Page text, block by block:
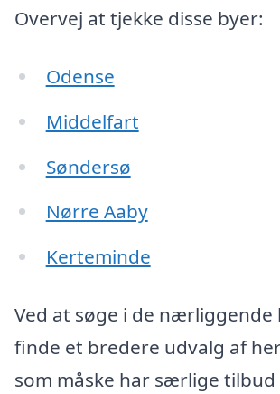
Overvej at tjekke disse byer:
Odense
Middelfart
Søndersø
Nørre Aaby
Kerteminde
Ved at søge i de nærliggende
finde et bredere udvalg af
som måske har særlige